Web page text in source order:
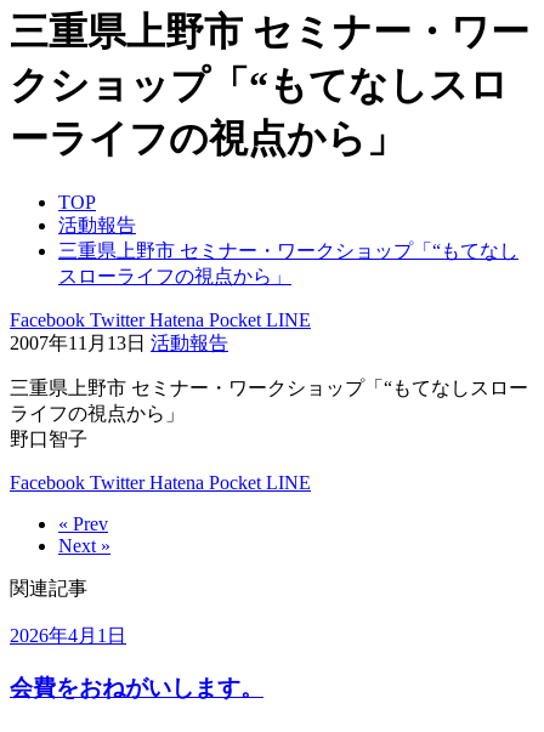
三重県上野市 セミナー・ワー
クショップ「“もてなしスロ
ーライフの視点から」
TOP
活動報告
三重県上野市 セミナー・ワークショップ「“もてなし
スローライフの視点から」
Facebook TwitterHatena Pocket LINE
2007年11月13日 活動報告
三重県上野市 セミナー・ワークショップ「“もてなしスロー
ライフの視点から」
野口智子
Facebook TwitterHatena Pocket LINE
« Prev
Next »
関連記事
2026年4月1日
会費をおねがいします。